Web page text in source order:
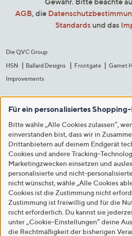
AGB, die
Standards und das
Die QVC Group
HSN
Ballard Designs Frontgate Garnet
Improvements
Für ein personalisiertes
Bitte wähle „Alle Cookies zulassen“,
einverstanden bist, dass wir in
Drittanbietern auf deinem Endgerät
Cookies und andere Tracking-
Marketingzwecken einsetzen und
personalisierte und nicht-
nicht wünschst, wähle „Alle Cookies
Cookies ist die Zustimmung nicht
Zustimmung ist freiwillig und für die
nicht erforderlich. Du kannst sie
unter „Cookie-Einstellungen“ deine
die Rechtmäßigkeit der bisherigen